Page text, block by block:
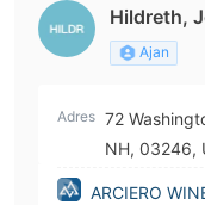
Hildreth,
Ajan
Adres 72
NH, 03246,
ARCIERO